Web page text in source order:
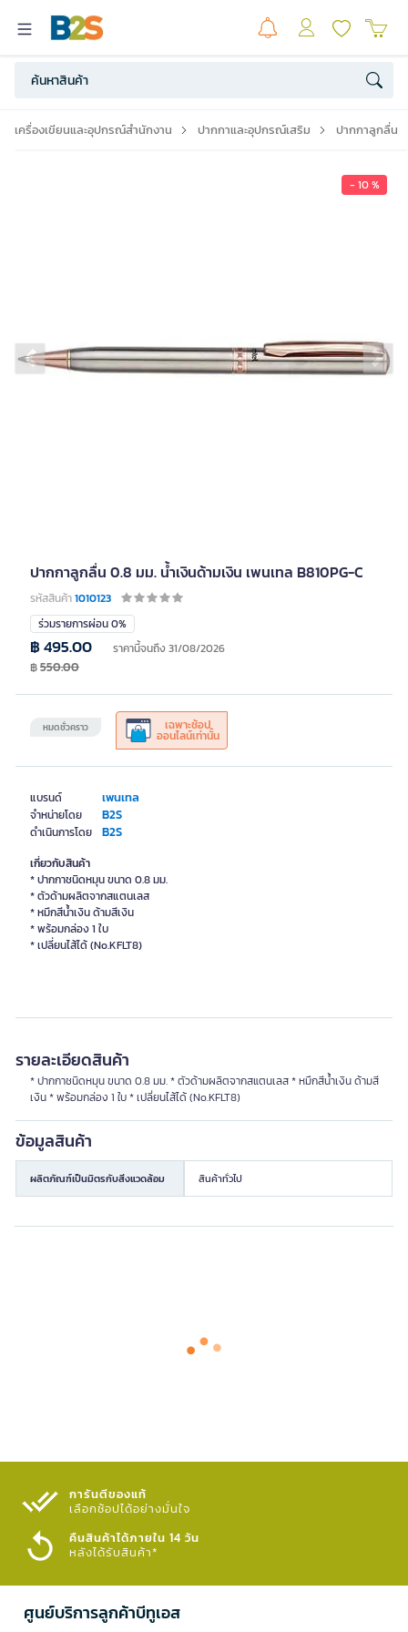
เครื่องเขียนและอุปกรณ์สำนักงาน ปากกาและอุปกรณ์เสริม ปากกาลูกลื่น
- 10 %
Previous slide
ปากกาลูกลื่น 0.8 มม. น้ำเงินด้ามเงิน เพนเทล B810PG-C
รหัสสินค้า1010123
แบรนด์ เพนเทล
จำหน่ายโดย B2S
ดำเนินการโดย B2S
ร่วมรายการผ่อน 0%
หมดชั่วคราว เฉพาะช้อป
ออนไลน์เท่านั้น
฿ 495.00 ราคานี้จนถึง 31/08/2026
฿550.00
เกี่ยวกับสินค้า
* ปากกาชนิดหมุน ขนาด 0.8 มม.
* ตัวด้ามผลิตจากสแตนเลส
* หมึกสีน้ำเงิน ด้ามสีเงิน
* พร้อมกล่อง 1 ใบ
* เปลี่ยนไส้ได้ (No.KFLT8)
รายละเอียดสินค้า
* ปากกาชนิดหมุน ขนาด 0.8 มม. * ตัวด้ามผลิตจากสแตนเลส * หมึกสีน้ำเงิน ด้ามสี
เงิน * พร้อมกล่อง 1 ใบ * เปลี่ยนไส้ได้ (No.KFLT8)
ข้อมูลสินค้า
ผลิตภัณฑ์เป็นมิตรกับสิ่งแวดล้อม สินค้าทั่วไป
การันตีของแท้
เลือกช้อปได้อย่างมั่นใจ​
คืนสินค้าได้ภายใน 14 วัน
หลังได้รับสินค้า*
ศูนย์บริการลูกค้าบีทูเอส